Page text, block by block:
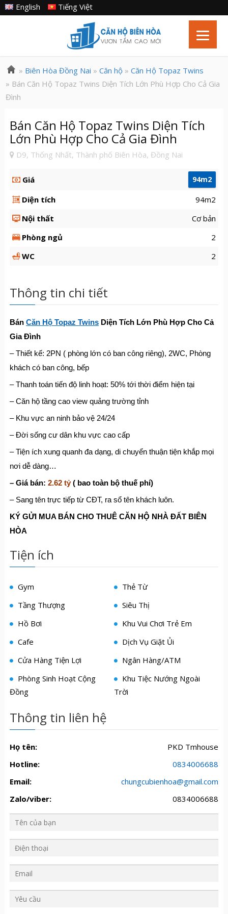
Tiếng Việt
English
» Biên Hòa Đồng Nai » Căn hộ» Căn Hộ Topaz Twins
» Bán Căn Hộ Topaz Twins Diện Tích Lớn Phù Hợp Cho Cả Gia
Đình
Bán Căn Hộ Topaz Twins Diện Tích
Lớn Phù Hợp Cho Cả Gia Đình
D9, Thống Nhất, Thành phố Biên Hòa, Đồng Nai
Giá 94m2
Diện tích
94m2
Nội thất
Cơ bản
Phòng ngủ
2
WC
2
Thông tin chi tiết
Bán Căn Hộ Topaz TwinsDiện Tích Lớn Phù Hợp Cho Cả
Gia Đình
– Thiết kế: 2PN ( phòng lớn có ban công riêng), 2WC, Phòng
khách có ban công, bếp
– Thanh toán tiến độ linh hoạt: 50% tới thời điểm hiện tại
– Căn hộ tầng cao view quảng trường tỉnh
– Khu vực an ninh bảo vệ 24/24
– Đời sống cư dân khu vực cao cấp
– Tiện ích xung quanh đa dạng, di chuyển thuận tiện khắp mọi
nơi dễ dàng…
– Giá bán: 2.62 tỷ( bao toàn bộ thuế phí)
– Sang tên trực tiếp từ CĐT, ra sổ tên khách luôn.
KÝ GỬI MUA BÁN CHO THUÊ CĂN HỘ NHÀ ĐẤT BIÊN
HÒA
Tiện ích
Gym
Thẻ Từ
Tầng Thượng
Siêu Thị
Hồ Bơi
Khu Vui Chơi Trẻ Em
Cafe
Dịch Vụ Giặt Ủi
Cửa Hàng Tiện Lợi
Ngân Hàng/ATM
Phòng Sinh Hoạt Cộng
Đồng
Khu Tiệc Nướng Ngoài
Trời
Thông tin liên hệ
Họ tên:
PKD Tmhouse
Hotline:
0834006688
Email:
chungcubienhoa@gmail.com
Zalo/viber:
0834006688